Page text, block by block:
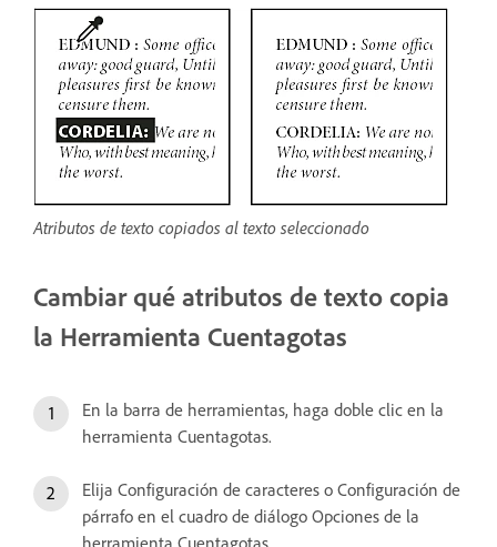
Atributos de texto copiados al texto seleccionado
Cambiar qué atributos de texto copia
la Herramienta Cuentagotas
En la barra de herramientas, haga doble clic en la
herramienta Cuentagotas.
Elija Configuración de caracteres o Configuración de
párrafo en el cuadro de diálogo Opciones de la